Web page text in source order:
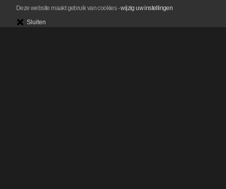
Deze website maakt gebruik van cookies-wijzig uw instellingen
Sluiten